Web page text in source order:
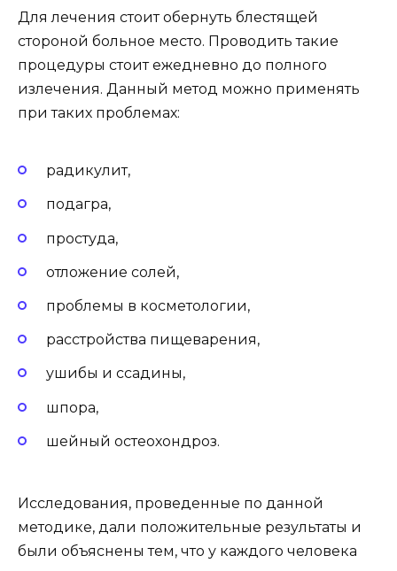
Для лечения стоит обернуть блестящей
стороной больное место. Проводить такие
процедуры стоит ежедневно до полного
излечения. Данный метод можно применять
при таких проблемах:
радикулит,
подагра,
простуда,
отложение солей,
проблемы в косметологии,
расстройства пищеварения,
ушибы и ссадины,
шпора,
шейный остеохондроз.
Исследования, проведенные по данной
методике, дали положительные результаты и
были объяснены тем, что у каждого человека